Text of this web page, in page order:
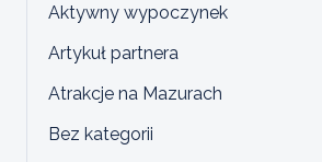
Aktywny wypoczynek
Artykuł partnera
Atrakcje na Mazurach
Bez kategorii